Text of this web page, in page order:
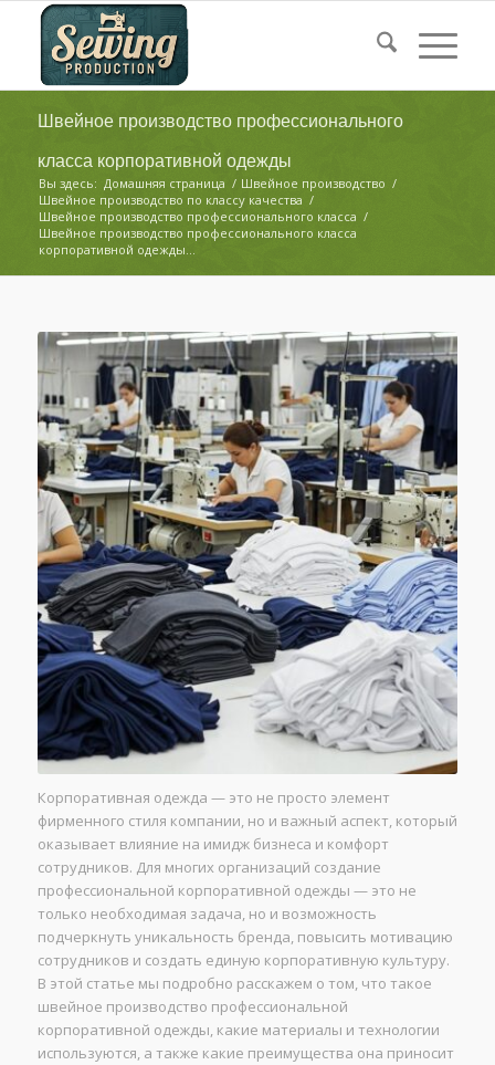
Швейное производство профессионального
класса корпоративной одежды
Вы здесь: Домашняя страница / Швейное производство /
Швейное производство по классу качества /
Швейное производство профессионального класса /
Швейное производство профессионального класса
корпоративной одежды...
Корпоративная одежда — это не просто элемент
фирменного стиля компании, но и важный аспект, который
оказывает влияние на имидж бизнеса и комфорт
сотрудников. Для многих организаций создание
профессиональной корпоративной одежды — это не
только необходимая задача, но и возможность
подчеркнуть уникальность бренда, повысить мотивацию
сотрудников и создать единую корпоративную культуру.
В этой статье мы подробно расскажем о том, что такое
швейное производство профессиональной
корпоративной одежды, какие материалы и технологии
используются, а также какие преимущества она приносит